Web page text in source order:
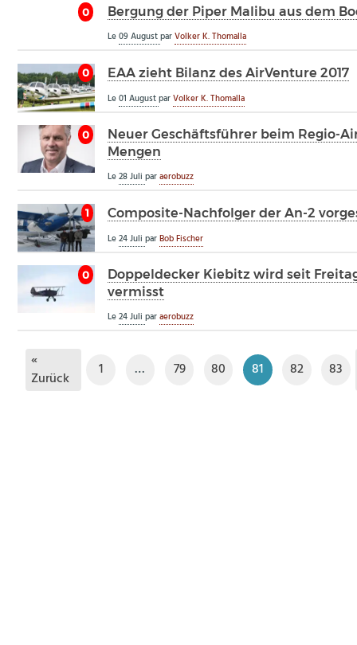
0 Bergung der Piper Malibu aus dem
Le09 AugustparVolker K. Thomalla
0 EAA zieht Bilanz des AirVenture 2017
Le01 AugustparVolker K. Thomalla
0
Neuer Geschäftsführer beim Regio-
Mengen
Le28 Juliparaerobuzz
1 Composite-Nachfolger der An-2
Le24 JuliparBob Fischer
0
Doppeldecker Kiebitz wird seit
vermisst
Le24 Juliparaerobuzz
«
Zurück
1 … 79 80 81 82 83